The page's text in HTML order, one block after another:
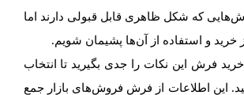
که شکل ظاهری قابل قبولی دارند اما
و استفاده از آن‌ها پشیمان شویم.
فرش این نکات را جدی بگیرید تا انتخاب
این اطلاعات از فرش فروش‌های بازار جمع